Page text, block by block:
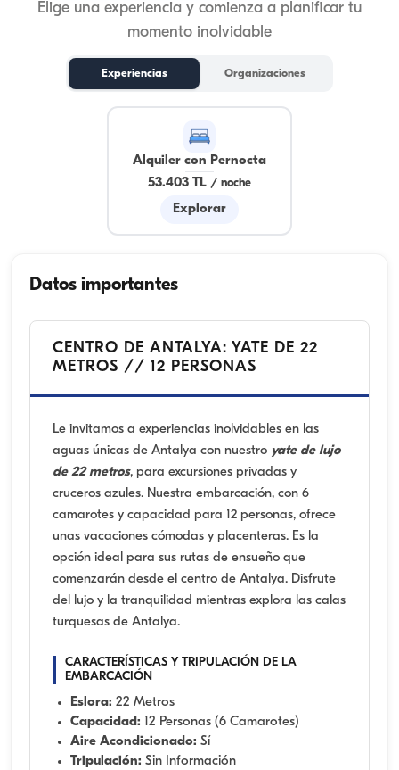
Elige una experiencia y comienza a planificar tu
momento inolvidable
Experiencias Organizaciones
Alquiler con Pernocta
53.403 TL / noche
Explorar
Datos importantes
CENTRO DE ANTALYA: YATE DE 22
METROS // 12 PERSONAS
Le invitamos a experiencias inolvidables en las
aguas únicas de Antalya con nuestro yate de lujo
de 22 metros, para excursiones privadas y
cruceros azules. Nuestra embarcación, con 6
camarotes y capacidad para 12 personas, ofrece
unas vacaciones cómodas y placenteras. Es la
opción ideal para sus rutas de ensueño que
comenzarán desde el centro de Antalya. Disfrute
del lujo y la tranquilidad mientras explora las calas
turquesas de Antalya.
CARACTERÍSTICAS Y TRIPULACIÓN DE LA
EMBARCACIÓN
Eslora: 22 Metros
Capacidad: 12 Personas (6 Camarotes)
Aire Acondicionado: Sí
Tripulación: Sin Información